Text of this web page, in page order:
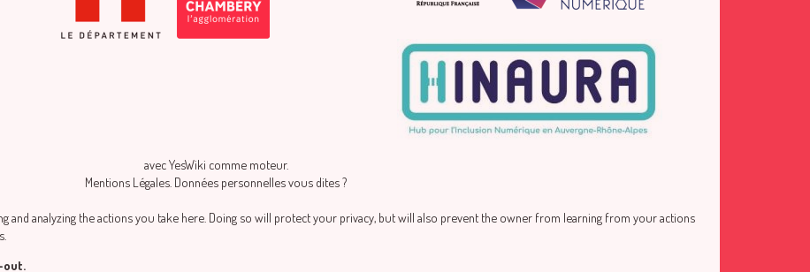
avecYesWiki comme moteur.
Mentions Légales Données personnelles vous dites ?
and analyzing the actions you take here. Doing so will protect your privacy, but will also prevent the owner from learning from your actions